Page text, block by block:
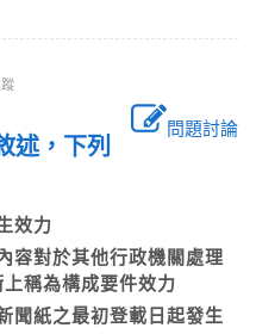
問題討論
述，下列
效力
容對於其他行政機關處理
上稱為構成要件效力
聞紙之最初登載日起發生